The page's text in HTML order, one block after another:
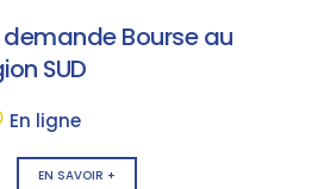
Bourse au
SUD
En ligne
EN SAVOIR +